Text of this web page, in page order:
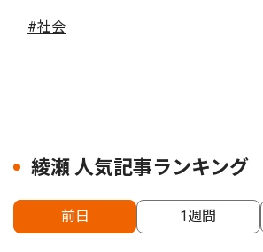
#社会
綾瀬 人気記事ランキング
前日 1週間